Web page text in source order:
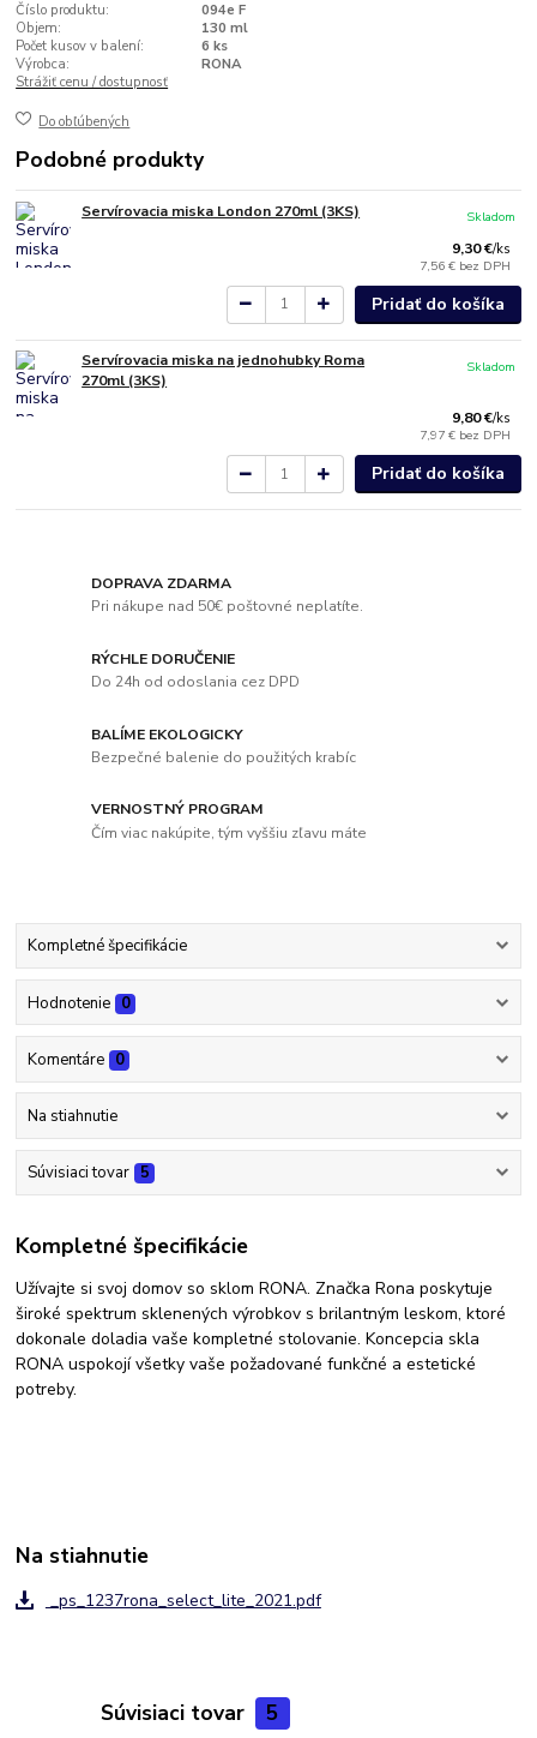
Číslo produktu:
094e F
Objem:
130 ml
Počet kusov v balení:
6 ks
Výrobca:
RONA
Strážiť cenu / dostupnosť
Do obľúbených
Podobné produkty
Servírovacia miska London 270ml (3KS)
9,30 €/ks
7,56 € bez DPH
Skladom
Pridať do košíka
Servírovacia miska na jednohubky Roma
270ml (3KS)
9,80 €/ks
7,97 € bez DPH
Skladom
Pridať do košíka
DOPRAVA ZDARMA
Pri nákupe nad 50€ poštovné neplatíte.
RÝCHLE DORUČENIE
Do 24h od odoslania cez DPD
BALÍME EKOLOGICKY
Bezpečné balenie do použitých krabíc
VERNOSTNÝ PROGRAM
Čím viac nakúpite, tým vyššiu zľavu máte
Kompletné špecifikácie
Hodnotenie 0
Komentáre 0
Na stiahnutie
Súvisiaci tovar 5
Kompletné špecifikácie
Užívajte si svoj domov so sklom RONA. Značka Rona poskytuje
široké spektrum sklenených výrobkov s brilantným leskom, ktoré
dokonale doladia vaše kompletné stolovanie. Koncepcia skla
RONA uspokojí všetky vaše požadované funkčné a estetické
potreby.
Na stiahnutie
_ps_1237rona_select_lite_2021.pdf
Súvisiaci tovar 5